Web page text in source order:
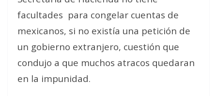
facultades para congelar cuentas de
mexicanos, si no existía una petición de
un gobierno extranjero, cuestión que
condujo a que muchos atracos quedaran
en la impunidad.